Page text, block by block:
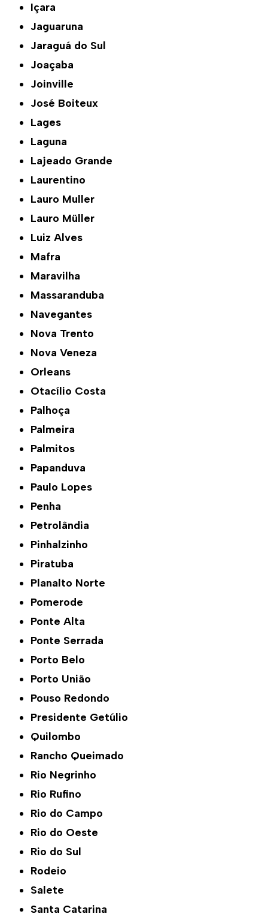
Içara
Jaguaruna
Jaraguá do Sul
Joaçaba
Joinville
José Boiteux
Lages
Laguna
Lajeado Grande
Laurentino
Lauro Muller
Lauro Müller
Luiz Alves
Mafra
Maravilha
Massaranduba
Navegantes
Nova Trento
Nova Veneza
Orleans
Otacílio Costa
Palhoça
Palmeira
Palmitos
Papanduva
Paulo Lopes
Penha
Petrolândia
Pinhalzinho
Piratuba
Planalto Norte
Pomerode
Ponte Alta
Ponte Serrada
Porto Belo
Porto União
Pouso Redondo
Presidente Getúlio
Quilombo
Rancho Queimado
Rio Negrinho
Rio Rufino
Rio do Campo
Rio do Oeste
Rio do Sul
Rodeio
Salete
Santa Catarina